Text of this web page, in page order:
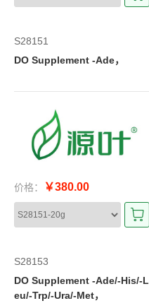
S28151
DO Supplement -Ade，
价格： ￥380.00
S28153
DO Supplement -Ade/-His/-L
eu/-Trp/-Ura/-Met，